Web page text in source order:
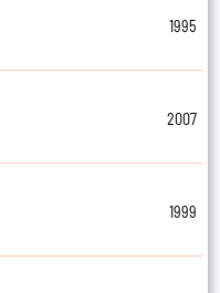
1995
2007
1999